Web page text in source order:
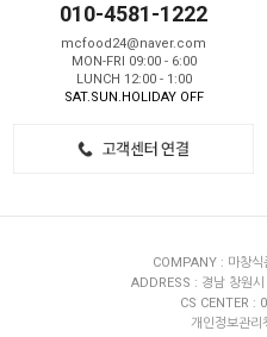
010-4581-1222
mcfood24@naver.com
MON-FRI 09:00 - 6:00
LUNCH 12:00 - 1:00
SAT.SUN.HOLIDAY OFF
COMPANY : 마창
ADDRESS : 경남 창원
CS CENTER :
개인정보관리